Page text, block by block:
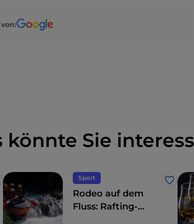
könnte Sie
Sport
Like
Rodeo auf dem
Fluss: Rafting-